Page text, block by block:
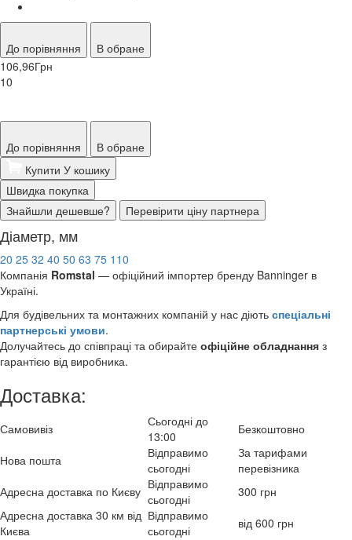
До порівняння
В обране
106,96Грн
10
До порівняння
В обране
Купити У кошику
Швидка покупка
Знайшли дешевше?
Перевірити ціну партнера
Діаметр, мм
20 25 32 40 50 63 75 110
Компанія Romstal — офіційний імпортер бренду Banninger в
Україні.
Для будівельних та монтажних компаній у нас діють спеціальні
партнерські умови.
Долучайтесь до співпраці та обирайте офіційне обладнання з
гарантією від виробника.
Доставка:
Самовивіз
Сьогодні до
13:00
Безкоштовно
Нова пошта
Відправимо
сьогодні
За тарифами
перевізника
Адресна доставка по Києву Відправимо
сьогодні
300 грн
Адресна доставка 30 км від
Києва
Відправимо
сьогодні
від 600 грн